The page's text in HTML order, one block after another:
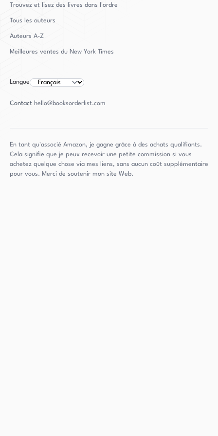
Trouvez et lisez des livres dans l'ordre
Tous les auteurs
Auteurs A-Z
Meilleures ventes du New York Times
Langue
Contact hello@booksorderlist.com
En tant qu'associé Amazon, je gagne grâce à des achats qualifiants.
Cela signifie que je peux recevoir une petite commission si vous
achetez quelque chose via mes liens, sans aucun coût supplémentaire
pour vous. Merci de soutenir mon site Web.